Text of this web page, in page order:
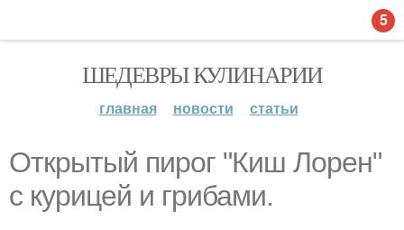
ШЕДЕВРЫ КУЛИНАРИИ
главная новости статьи
Открытый пирог "Киш Лорен"
с курицей и грибами.
5